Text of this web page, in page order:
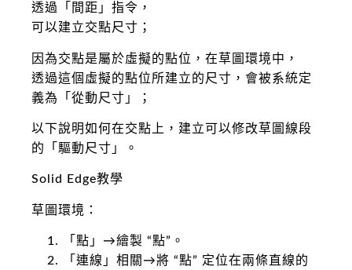
透過「間距」指令，
可以建立交點尺寸；
因為交點是屬於虛擬的點位，在草圖環境中，
透過這個虛擬的點位所建立的尺寸，會被系統定
義為「從動尺寸」；
以下說明如何在交點上，建立可以修改草圖線段
的「驅動尺寸」。
Solid Edge教學
草圖環境：
「點」→繪製 “點”。
「連線」相關→將 “點” 定位在兩條直線的